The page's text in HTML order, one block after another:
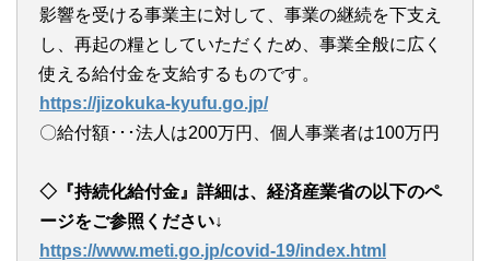
影響を受ける事業主に対して、事業の継続を下支え
し、再起の糧としていただくため、事業全般に広く
使える給付金を支給するものです。
https://jizokuka-kyufu.go.jp/
〇給付額･･･法人は200万円、個人事業者は100万円
◇『持続化給付金』詳細は、経済産業省の以下のペ
ージをご参照ください↓
https://www.meti.go.jp/covid-19/index.html